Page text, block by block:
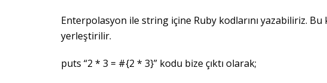
Enterpolasyon ile string içine Ruby kodlarını yazabiliriz.
yerleştirilir.
puts “2 * 3 = #{2 * 3}” kodu bize çıktı olarak;